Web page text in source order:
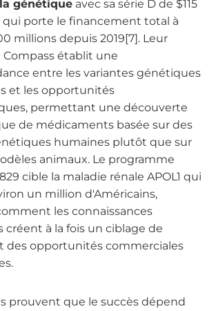
génétique avec sa série D de $115
qui porte le financement total à
millions depuis 2019[7]. Leur
établit une
entre les variantes génétiques
et les opportunités
permettant une découverte
de médicaments basée sur des
humaines plutôt que sur
animaux. Le programme
cible la maladie rénale APOL1 qui
un million d'Américains,
les connaissances
créent à la fois un ciblage de
des opportunités commerciales
prouvent que le succès dépend